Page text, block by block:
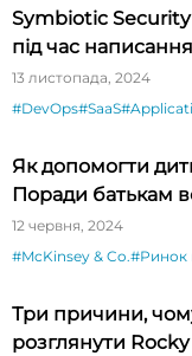
Symbiotic Security
під час
13 листопада, 2024
#DevOps#SaaS
Як допомогти
Поради батькам
12 червня, 2024
#McKinsey & Co.#Ринок
Три причини,
розглянути